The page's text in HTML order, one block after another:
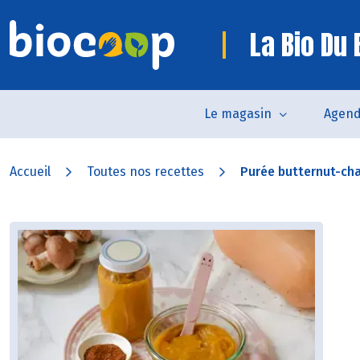
La Bio
Le magasin
Accueil Toutes nos recettes Purée butternut-